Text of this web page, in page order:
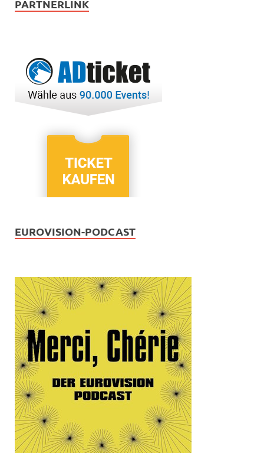
PARTNERLINK
EUROVISION-PODCAST